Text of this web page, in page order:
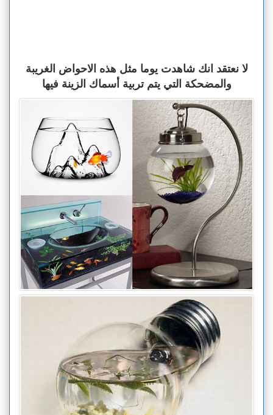
لا نعتقد انك شاهدت يوما مثل هذه الاحواض الغريبة
والمضحكة التي يتم تربية أسماك الزينة فيها